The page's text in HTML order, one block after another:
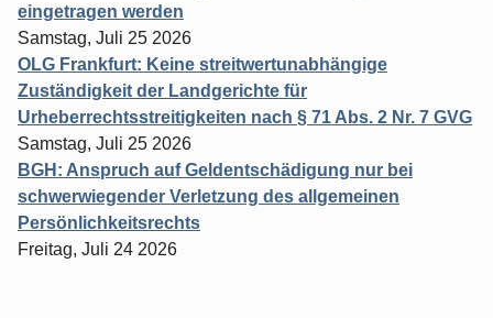
eingetragen werden
Samstag, Juli 25 2026
OLG Frankfurt: Keine streitwertunabhängige
Zuständigkeit der Landgerichte für
Urheberrechtsstreitigkeiten nach § 71 Abs. 2 Nr. 7 GVG
Samstag, Juli 25 2026
BGH: Anspruch auf Geldentschädigung nur bei
schwerwiegender Verletzung des allgemeinen
Persönlichkeitsrechts
Freitag, Juli 24 2026